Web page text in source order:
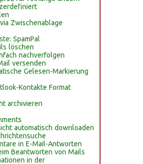
Zwischenablage
SpamPal
löschen
nachverfolgen
versenden
Gelesen-Markierung
Kontakte Format
archivieren
automatisch downloaden
in E-Mail-Antworten
Beantworten von Mails
in der